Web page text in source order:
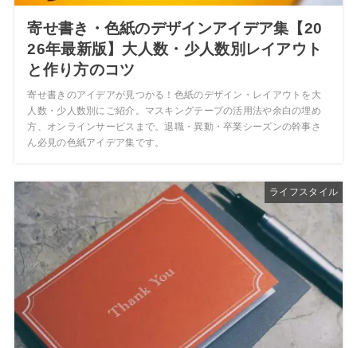
寄せ書き・色紙のデザインアイデア集【20
26年最新版】大人数・少人数別レイアウト
と作り方のコツ
寄せ書きのアイデアが見つかる！色紙のデザイン・レイアウトを大
人数・少人数別にご紹介。マスキングテープの活用法や余白の埋め
方、オンラインサービスまで。退職・異動・卒業シーズンの幹事さ
ん必見の色紙アイデア集です。
ライフスタイル